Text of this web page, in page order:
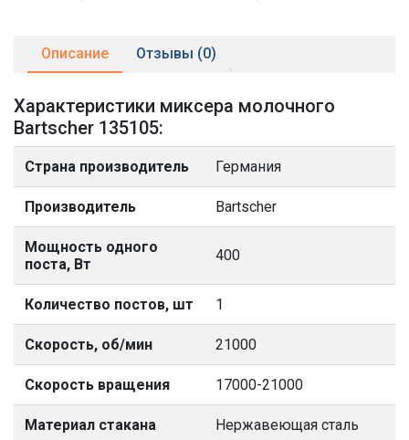
Описание Отзывы (0)
Характеристики миксера молочного
Bartscher 135105:
Страна производитель Германия
Производитель Bartscher
Мощность одного
поста, Вт
400
Количество постов, шт 1
Скорость, об/мин 21000
Скорость вращения 17000-21000
Материал стакана Нержавеющая сталь